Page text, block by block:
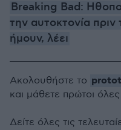
Breaking Bad:
την αυτοκτονία
ήμουν, λέει
Ακολουθήστε το
και μάθετε πρώτοι όλες
Δείτε όλες τις